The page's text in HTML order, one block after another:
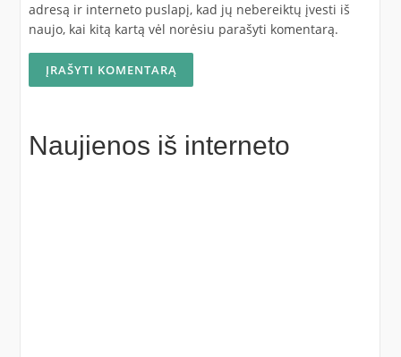
adresą ir interneto puslapį, kad jų nebereiktų įvesti iš
naujo, kai kitą kartą vėl norėsiu parašyti komentarą.
Naujienos iš interneto